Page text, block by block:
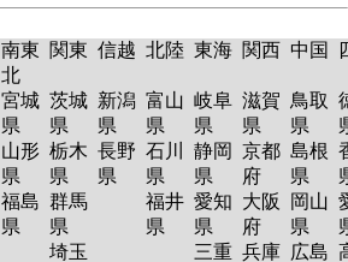
南東
北
関東 信越 北陸 東海 関西 中国
宮城
県
山形
県
福島
県
茨城
県
栃木
県
群馬
県
埼玉
新潟
県
長野
県
富山
県
石川
県
福井
県
岐阜
県
静岡
県
愛知
県
三重
滋賀
県
京都
府
大阪
府
兵庫
鳥取
県
島根
県
岡山
県
広島